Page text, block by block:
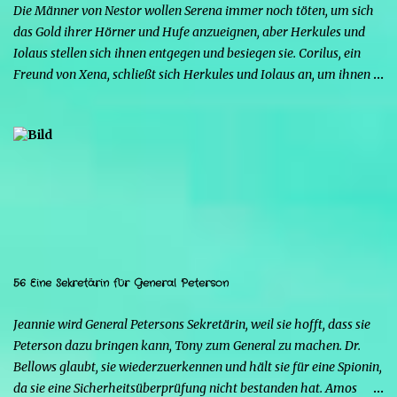
Strife schürt mit seinen Kräften die Wut von...
Die Männer von Nestor wollen Serena immer noch töten, um sich
das Gold ihrer Hörner und Hufe anzueignen, aber Herkules und
Iolaus stellen sich ihnen entgegen und besiegen sie. Corilus, ein
Freund von Xena, schließt sich Herkules und Iolaus an, um ihnen
Mars, auch wenn dieser glaubt, dass Serena ihm treu ergeben sein
Menschen in Kontakt bleiben, da sie sonst zur Goldenen Hirschkuh
Mars nicht respektlos gegenübertreten. Herkules ma...
56 Eine Sekretärin für General Peterson
Jeannie wird General Petersons Sekretärin, weil sie hofft, dass sie
Peterson dazu bringen kann, Tony zum General zu machen. Dr.
Bellows glaubt, sie wiederzuerkennen und hält sie für eine Spionin,
da sie eine Sicherheitsüberprüfung nicht bestanden hat. Amos